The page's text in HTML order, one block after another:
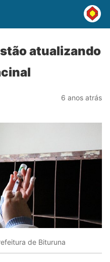
atualizando
6 anos atrás
de Bituruna